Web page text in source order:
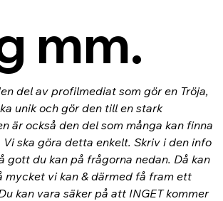
mm.
del av profilmediat som gör en Tröja,
unik och gör den till en stark
är också den del som många kan finna
ska göra detta enkelt. Skriv i den info
gott du kan på frågorna nedan. Då kan
mycket vi kan & därmed få fram ett
kan vara säker på att INGET kommer